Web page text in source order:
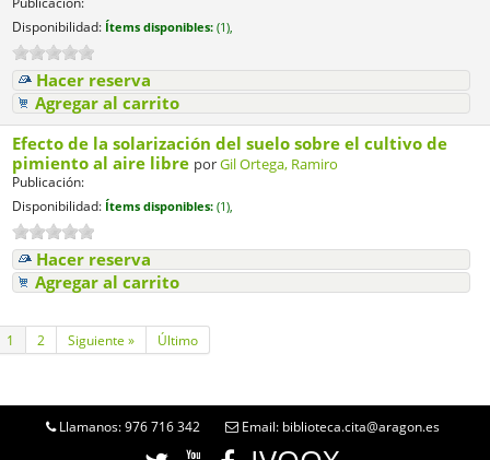
Disponibilidad: Ítems disponibles: (1),
Hacer reserva
Agregar al carrito
Efecto de la solarización del suelo sobre el cultivo de
pimiento al aire libre porGil Ortega, Ramiro
Publicación:
Disponibilidad: Ítems disponibles: (1),
Hacer reserva
Agregar al carrito
1 2 Siguiente » Último
Llamanos: 976 716 342 Email: biblioteca.cita@aragon.es